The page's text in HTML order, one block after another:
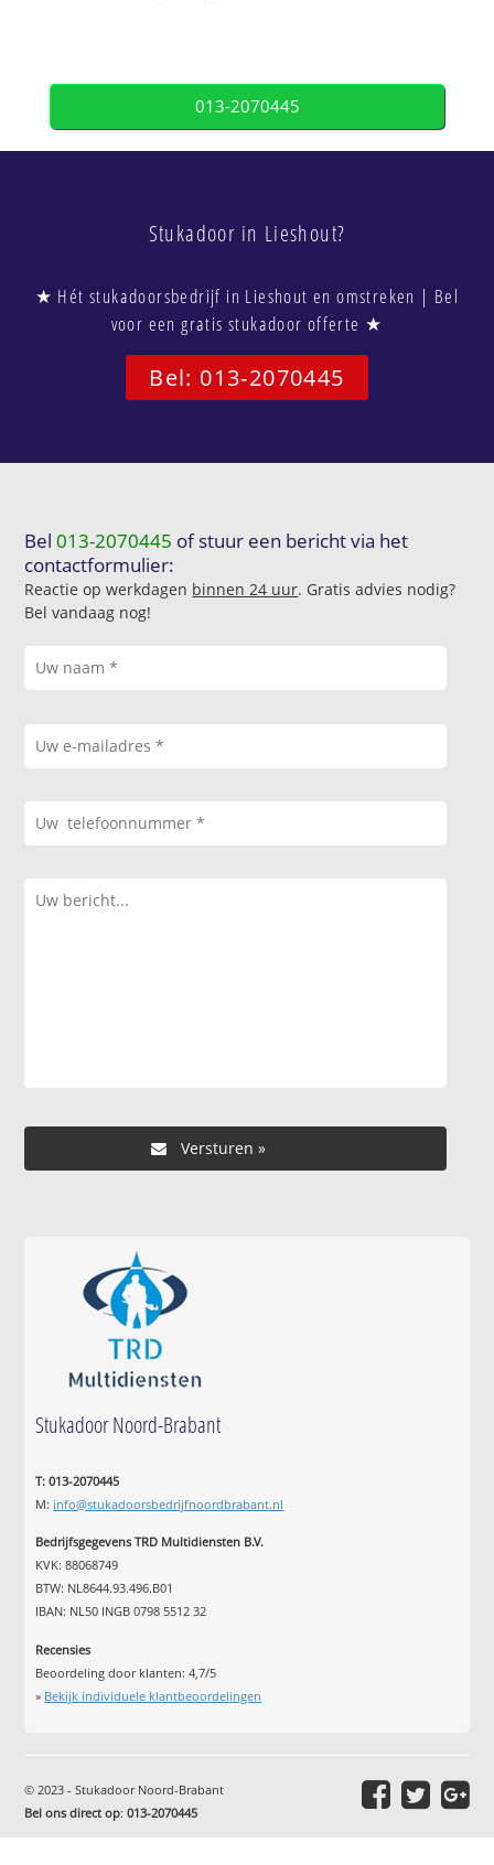
013-2070445
Stukadoor in Lieshout?
★ Hét stukadoorsbedrijf in Lieshout en omstreken | Bel
voor een gratis stukadoor offerte ★
Bel: 013-2070445
Bel013-2070445 of stuur een bericht via het
contactformulier:
Reactie op werkdagen binnen 24 uur. Gratis advies nodig?
Bel vandaag nog!
Stukadoor Noord-Brabant
T: 013-2070445
M: info@stukadoorsbedrijfnoordbrabant.nl
Bedrijfsgegevens TRD Multidiensten B.V.
KVK: 88068749
BTW: NL8644.93.496.B01
IBAN: NL50 INGB 0798 5512 32
Recensies
Beoordeling door klanten:4,7/5
» Bekijk individuele klantbeoordelingen
© 2023 - Stukadoor Noord-Brabant
Bel ons direct op:013-2070445